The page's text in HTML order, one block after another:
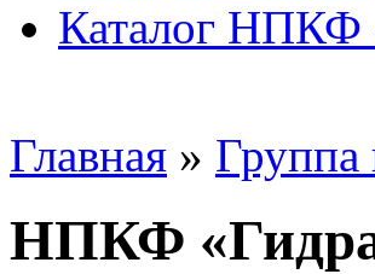
Каталог НПКФ
Главная » Группа
НПКФ